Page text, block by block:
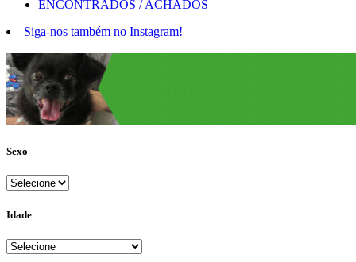
ENCONTRADOS / ACHADOS
Siga-nos também no Instagram!
Sexo
Idade